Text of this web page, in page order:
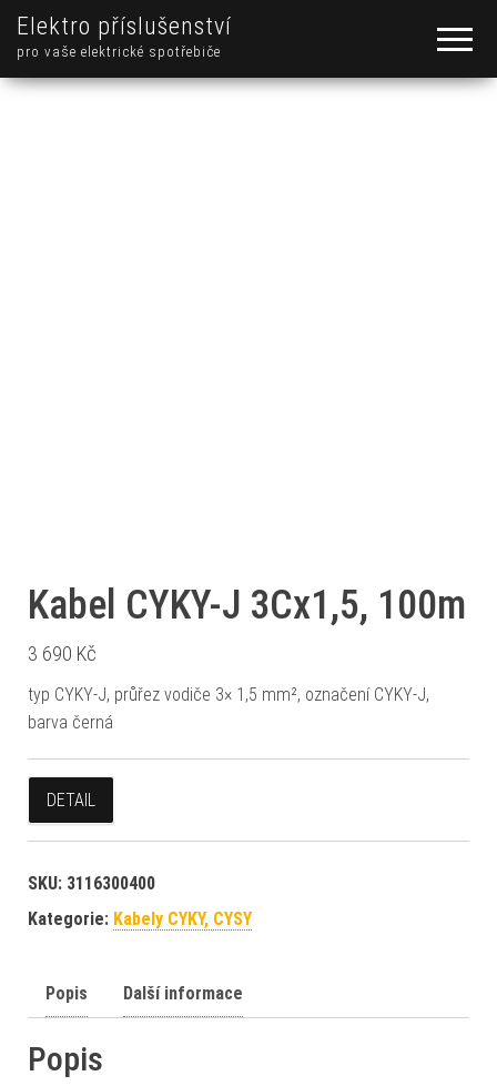
Elektro příslušenství
pro vaše elektrické spotřebiče
Kabel CYKY-J 3Cx1,5, 100m
3 690 Kč
typ CYKY-J, průřez vodiče 3× 1,5 mm², označení CYKY-J,
barva černá
DETAIL
SKU: 3116300400
Kategorie: Kabely CYKY, CYSY
Popis Další informace
Popis